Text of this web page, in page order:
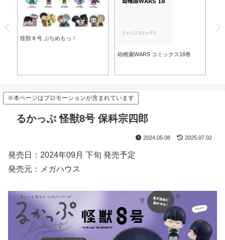
怪獣８号 ぷちめもっ！
幼稚園WARS コミックス18巻
※本ページはプロモーションが含まれています
るかっぷ 怪獣8号 保科宗四郎
2024.05.08 2025.07.02
発売日：2024年09月 下旬 発売予定
発売元：メガハウス